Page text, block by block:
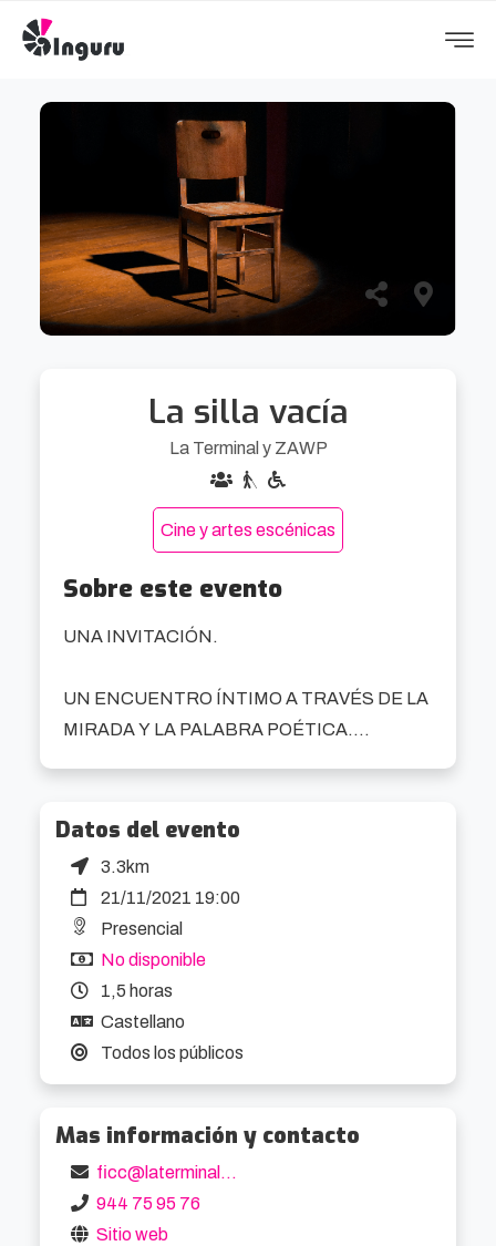
La silla vacía
La Terminal y ZAWP
Cine y artes escénicas
Sobre este evento
UNA INVITACIÓN.
UN ENCUENTRO ÍNTIMO A TRAVÉS DE LA
MIRADA Y LA PALABRA POÉTICA.
que distintas personas del público vayan
pasando por la silla vacía para compartir un
encuentro real a través de la mirada.
Solo a través de esa conexión, se descubrirá
cada persona y la experiencia teatral nacerá de
es una performance dramática que explora el
Datos del evento
3.3km
21/11/2021 19:00
Presencial
No disponible
1,5 horas
Castellano
Todos los públicos
Mas información y contacto
ficc@laterminal.eus
944 75 95 76
Sitio web